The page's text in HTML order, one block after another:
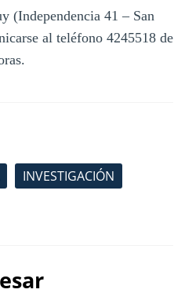
(Independencia 41 – San
al teléfono 4245518 de
INVESTIGACIÓN